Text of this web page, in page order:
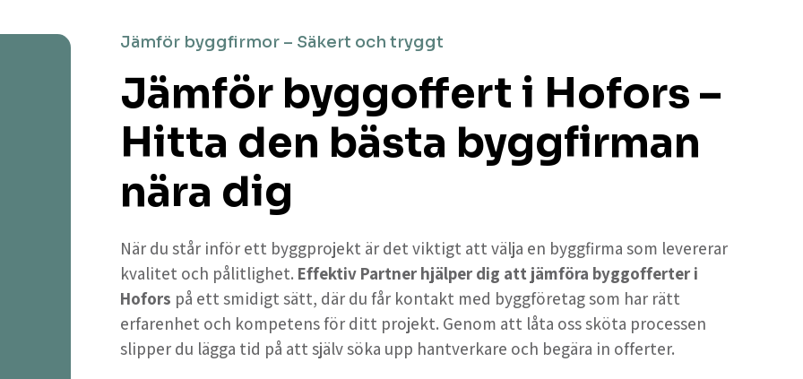
Jämför byggfirmor – Säkert och tryggt
Jämför byggoffert i Hofors –
Hitta den bästa byggfirman
nära dig
När du står inför ett byggprojekt är det viktigt att välja en byggfirma som levererar
kvalitet och pålitlighet. Effektiv Partner hjälper dig att jämföra byggofferter i
Hofors på ett smidigt sätt, där du får kontakt med byggföretag som har rätt
erfarenhet och kompetens för ditt projekt. Genom att låta oss sköta processen
slipper du lägga tid på att själv söka upp hantverkare och begära in offerter.